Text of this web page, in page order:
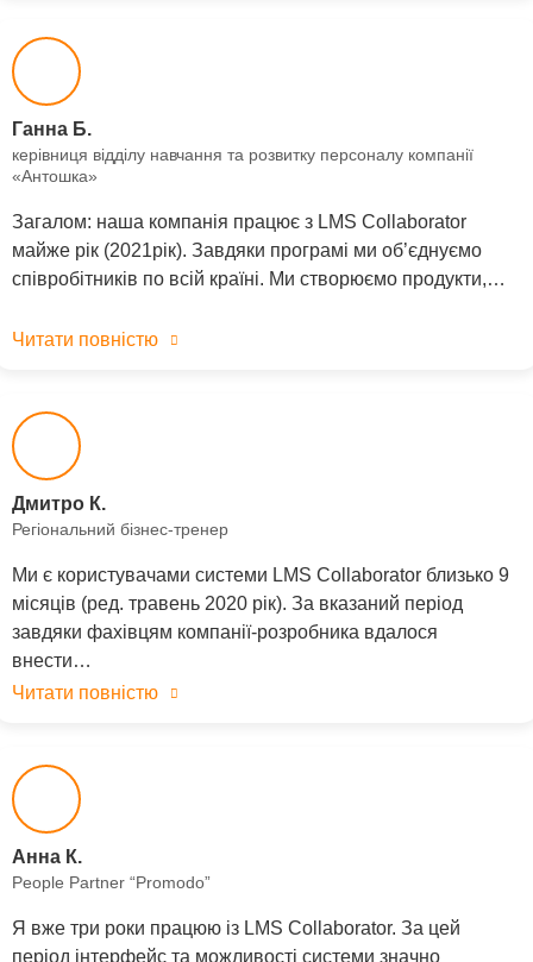
Ганна Б.
керівниця відділу навчання та розвитку персоналу компанії
«Антошка»
Загалом: наша компанія працює з LMS Collaborator
майже рік (2021рік). Завдяки програмі ми об’єднуємо
співробітників по всій країні. Ми створюємо продукти,…
Читати повністю
Дмитро К.
Регіональний бізнес-тренер
Ми є користувачами системи LMS Collaborator близько 9
місяців (ред. травень 2020 рік). За вказаний період
завдяки фахівцям компанії-розробника вдалося
внести…
Читати повністю
Анна К.
People Partner “Promodo”
Я вже три роки працюю із LMS Collaborator. За цей
період інтерфейс та можливості системи значно